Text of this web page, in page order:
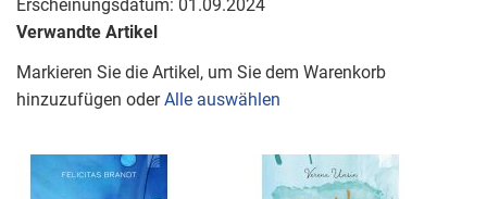
Erscheinungsdatum: 01.09.2024
Verwandte Artikel
Markieren Sie die Artikel, um Sie dem Warenkorb
hinzuzufügen oderAlle auswählen